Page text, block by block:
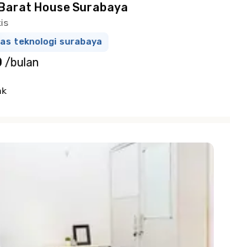
House Surabaya
teknologi surabaya
/bulan